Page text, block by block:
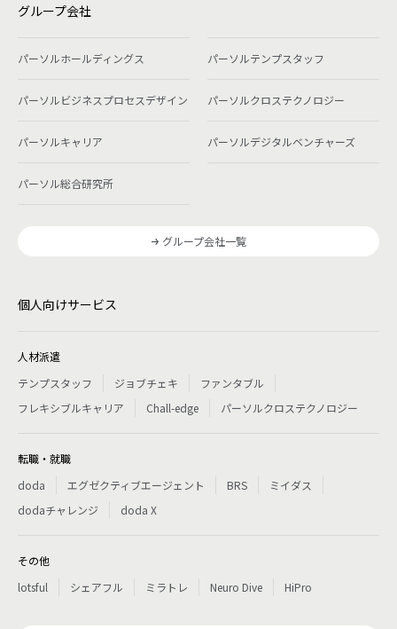
グループ会社
パーソルホールディングス パーソルテンプスタッフ
パーソルビジネスプロセスデザイン パーソルクロステクノロジー
パーソルキャリア パーソルデジタルベンチャーズ
パーソル総合研究所
グループ会社一覧
個人向けサービス
人材派遣
テンプスタッフ
ジョブチェキ
ファンタブル
フレキシブルキャリア
Chall-edge パーソルクロステクノロジー
転職・就職
doda
エグゼクティブエージェント BRS
ミイダス
dodaチャレンジ
doda X
その他
lotsful
シェアフル ミラトレ Neuro Dive HiPro